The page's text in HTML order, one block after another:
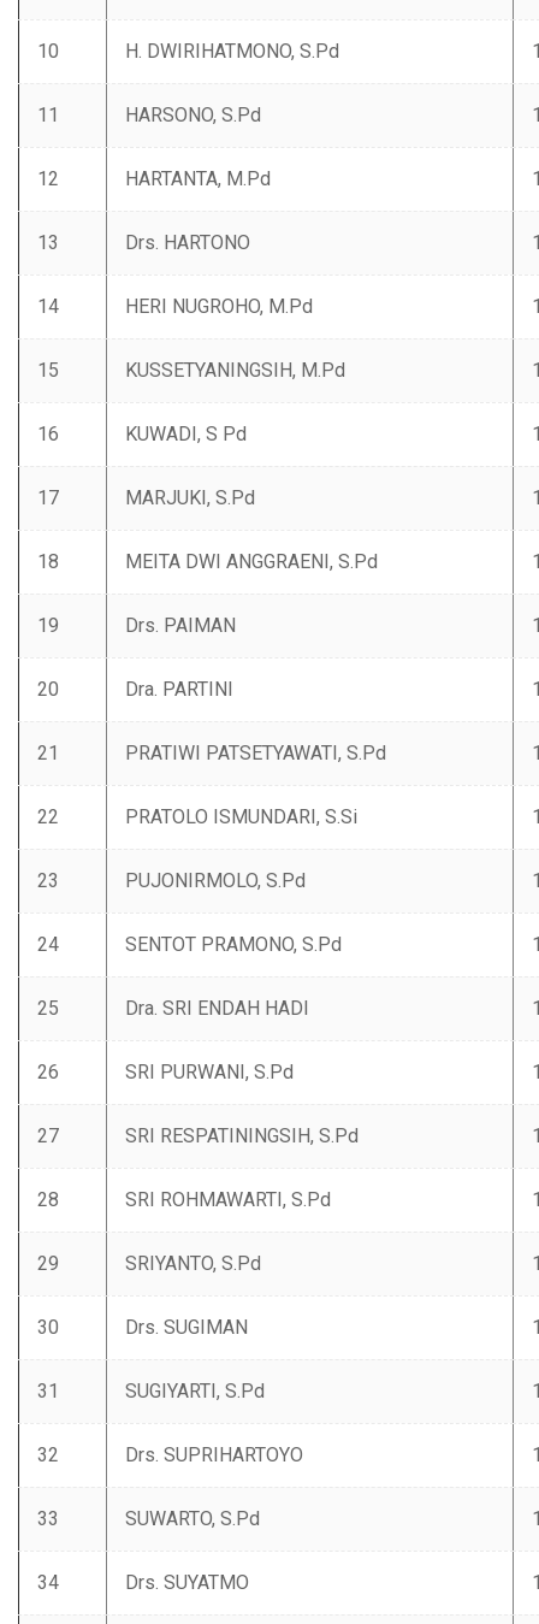
10 ‌H. DWIRIHATMONO, S.Pd
11 ‌HARSONO, S.Pd
12 ‌HARTANTA, M.Pd
13 Drs. ‌HARTONO
14 ‌HERI NUGROHO, M.Pd
15 ‌KUSSETYANINGSIH, M.Pd
16 ‌KUWADI, S Pd
17 ‌MARJUKI, S.Pd
18 ‌MEITA DWI ANGGRAENI, S.Pd
19 ‌Drs. PAIMAN
20 ‌Dra. PARTINI
21 ‌PRATIWI PATSETYAWATI, S.Pd
22 ‌PRATOLO ISMUNDARI, S.Si
23 ‌PUJONIRMOLO, S.Pd
24 ‌SENTOT PRAMONO, S.Pd
25 Dra. ‌SRI ENDAH HADI
26 ‌SRI PURWANI, S.Pd
27 ‌SRI RESPATININGSIH, S.Pd
28 ‌SRI ROHMAWARTI, S.Pd
29 ‌SRIYANTO, S.Pd
30 Drs. ‌SUGIMAN
31 ‌SUGIYARTI, S.Pd
32 Drs. SUPRIHARTOYO
33 ‌SUWARTO, S.Pd
34 Drs. ‌SUYATMO